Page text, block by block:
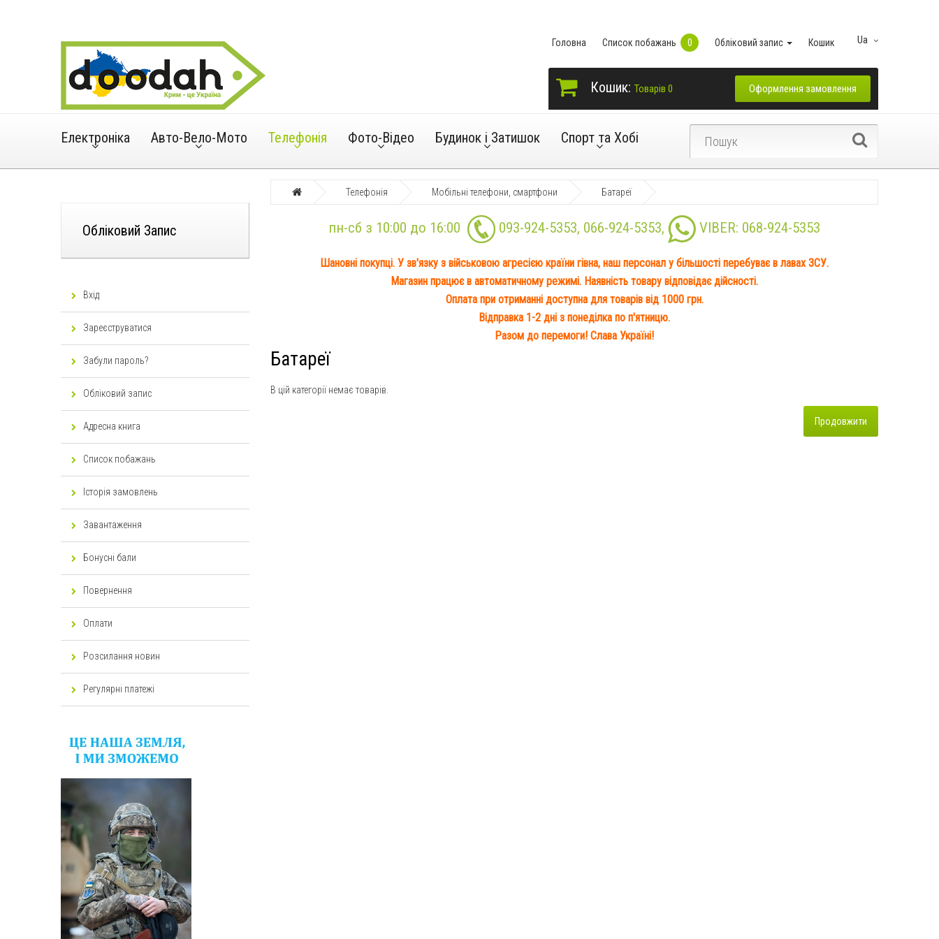
Ua
Головна Список побажань 0 Обліковий запис Кошик
Кошик: Товарів 0 Оформлення замовлення
Електроніка Авто-Вело-Мото Телефонія Фото-Відео Будинок і Затишок Спорт та Хобі
Обліковий Запис
Вхід
Зареєструватися
Забули пароль?
Обліковий запис
Адресна книга
Список побажань
Історія замовлень
Завантаження
Бонусні бали
Повернення
Оплати
Розсилання новин
Регулярні платежі
Телефонія Мобільні телефони, смартфони Батареї
пн-сб з 10:00 до 16:00 093-924-5353, 066-924-5353, VIBER: 068-924-5353
Шановні покупці. У зв'язку з військовою агресією країни гівна, наш персонал у більшості перебуває в лавах ЗСУ.
Магазин працює в автоматичному режимі. Наявність товару відповідає дійсності.
Оплата при отриманні доступна для товарів від 1000 грн.
Відправка 1-2 дні з понеділка по п'ятницю.
Разом до перемоги! Слава Україні!
Батареї
В цій категорії немає товарів.
Продовжити